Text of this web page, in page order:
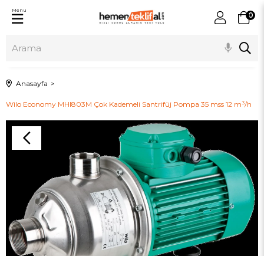
0
Menu
Anasayfa
Wilo Economy MHI803M Çok Kademeli Santrifüj Pompa 35 mss 12 m³/h